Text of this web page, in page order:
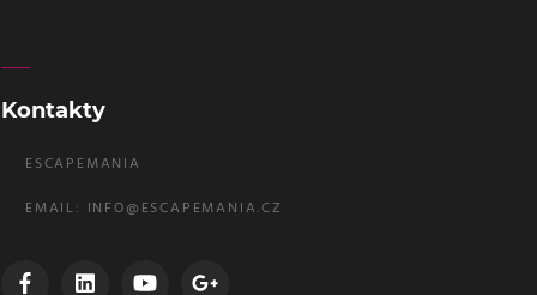
Kontakty
ESCAPEMANIA
EMAIL: INFO@ESCAPEMANIA.CZ